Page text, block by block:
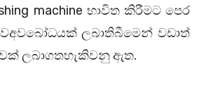
machine භාවිත කිරීමට පෙර
ලබාතිබීමෙන් වඩාත්
ලබාගතහැකිවනු ඇත.